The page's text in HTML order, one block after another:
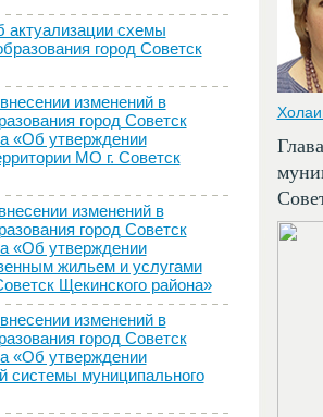
схемы
город Советск
изменений в
город Советск
«Об утверждении
МО г. Советск
изменений в
город Советск
«Об утверждении
жильем и услугами
Щекинского района»
изменений в
город Советск
«Об утверждении
системы муниципального